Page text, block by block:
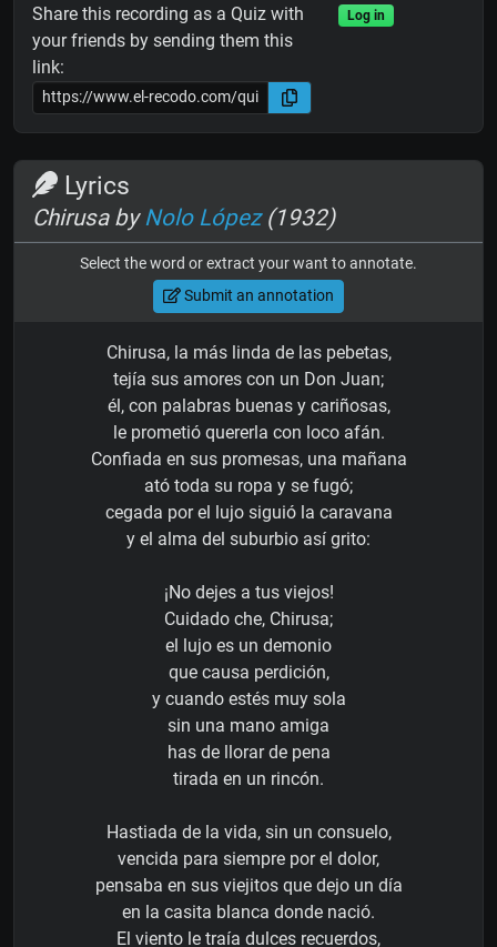
Share this recording as a Quiz with
your friends by sending them this
link:
Log in
Lyrics
Chirusa byNolo López(1932)
Select the word or extract your want to annotate.
Submit an annotation
Chirusa, la más linda de las pebetas,
tejía sus amores con un Don Juan;
él, con palabras buenas y cariñosas,
le prometió quererla con loco afán.
Confiada en sus promesas, una mañana
ató toda su ropa y se fugó;
cegada por el lujo siguió la caravana
y el alma del suburbio así grito:
¡No dejes a tus viejos!
Cuidado che, Chirusa;
el lujo es un demonio
que causa perdición,
y cuando estés muy sola
sin una mano amiga
has de llorar de pena
tirada en un rincón.
Hastiada de la vida, sin un consuelo,
vencida para siempre por el dolor,
pensaba en sus viejitos que dejo un día
en la casita blanca donde nació.
El viento le traía dulces recuerdos,